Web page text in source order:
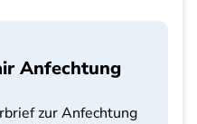
Anfechtung
zur Anfechtung